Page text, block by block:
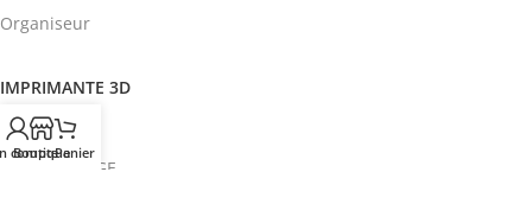
Organiseur
IMPRIMANTE 3D
ROBOTIQUE
PROTOTYPAGE
compte
BoutiquePanier